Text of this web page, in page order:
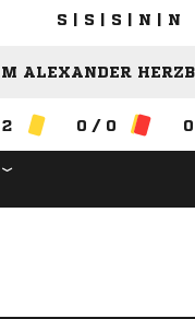
S | S | S | N | N
ALEXANDER
0 / 0